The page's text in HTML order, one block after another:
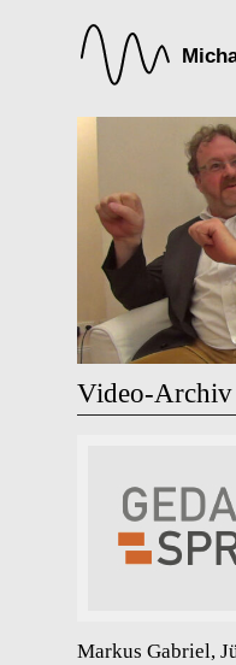
Video-Archiv
Markus Gabriel,